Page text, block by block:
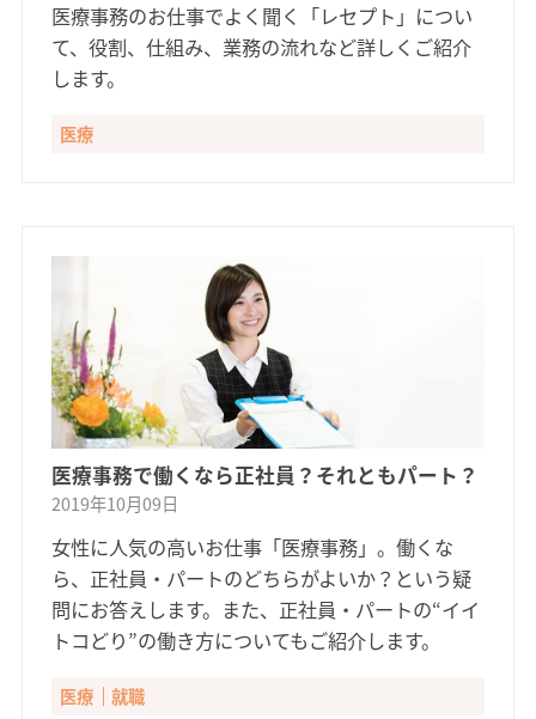
医療事務のお仕事でよく聞く「レセプト」につい
て、役割、仕組み、業務の流れなど詳しくご紹介
します。
医療
医療事務で働くなら正社員？それともパート？
2019年10月09日
女性に人気の高いお仕事「医療事務」。働くな
ら、正社員・パートのどちらがよいか？という疑
問にお答えします。また、正社員・パートの“イイ
トコどり”の働き方についてもご紹介します。
医療 就職